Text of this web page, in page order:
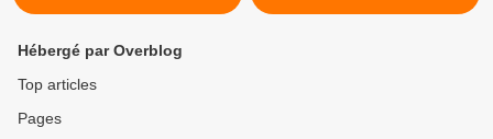
Hébergé par Overblog
Top articles
Pages